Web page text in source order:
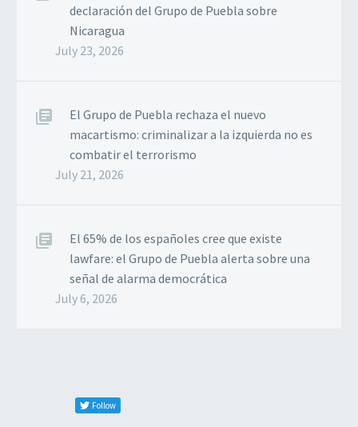
declaración del Grupo de Puebla sobre
Nicaragua
July 23, 2026
El Grupo de Puebla rechaza el nuevo
macartismo: criminalizar a la izquierda no es
combatir el terrorismo
July 21, 2026
El 65% de los españoles cree que existe
lawfare: el Grupo de Puebla alerta sobre una
señal de alarma democrática
July 6, 2026
Follow